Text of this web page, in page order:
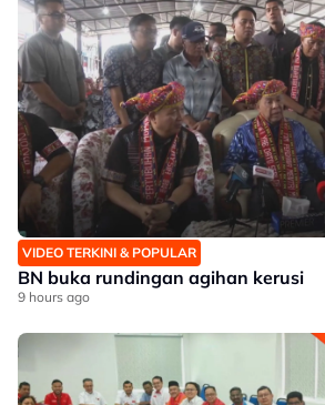
VIDEO TERKINI & POPULAR
BN buka rundingan agihan kerusi
9 hours ago